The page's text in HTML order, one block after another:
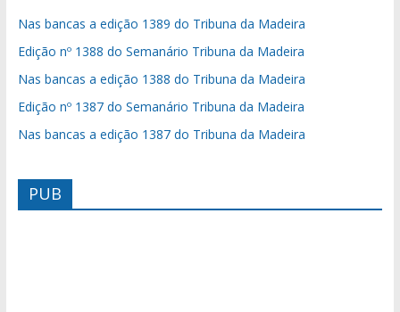
Nas bancas a edição 1389 do Tribuna da Madeira
Edição nº 1388 do Semanário Tribuna da Madeira
Nas bancas a edição 1388 do Tribuna da Madeira
Edição nº 1387 do Semanário Tribuna da Madeira
Nas bancas a edição 1387 do Tribuna da Madeira
PUB